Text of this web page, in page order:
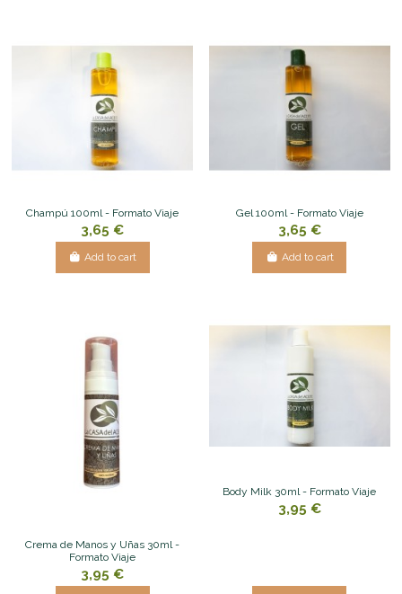
Champú 100ml - Formato Viaje
3,65 €
Add to cart
Gel 100ml - Formato Viaje
3,65 €
Add to cart
Crema de Manos y Uñas 30ml -
Formato Viaje
3,95 €
Body Milk 30ml - Formato Viaje
3,95 €